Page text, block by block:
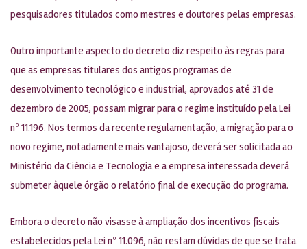
pesquisadores titulados como mestres e doutores pelas empresas.
Outro importante aspecto do decreto diz respeito às regras para
que as empresas titulares dos antigos programas de
desenvolvimento tecnológico e industrial, aprovados até 31 de
dezembro de 2005, possam migrar para o regime instituído pela Lei
nº 11.196. Nos termos da recente regulamentação, a migração para o
novo regime, notadamente mais vantajoso, deverá ser solicitada ao
Ministério da Ciência e Tecnologia e a empresa interessada deverá
submeter àquele órgão o relatório final de execução do programa.
Embora o decreto não visasse à ampliação dos incentivos fiscais
estabelecidos pela Lei nº 11.096, não restam dúvidas de que se trata